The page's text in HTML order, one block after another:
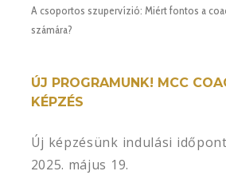
A csoportos szupervízió: Miért fontos a
számára?
ÚJ PROGRAMUNK! MCC
KÉPZÉS
Új képzésünk indulási
2025. május 19.